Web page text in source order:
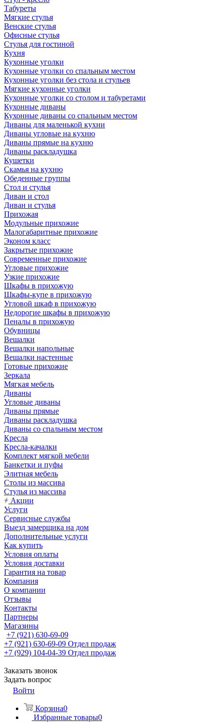
Табуреты
Мягкие стулья
Венские стулья
Офисные стулья
Стулья для гостиной
Кухня
Кухонные уголки
Кухонные уголки со спальным местом
Кухонные уголки без стола и стульев
Мягкие кухонные уголки
Кухонные уголки со столом и табуретами
Кухонные диваны
Кухонные диваны со спальным местом
Диваны для маленькой кухни
Диваны угловые на кухню
Диваны прямые на кухню
Диваны раскладушка
Кушетки
Скамья на кухню
Обеденные группы
Стол и стулья
Диван и стол
Диван и стулья
Прихожая
Модульные прихожие
Малогабаритные прихожие
Эконом класс
Закрытые прихожие
Современные прихожие
Угловые прихожие
Узкие прихожие
Шкафы в прихожую
Шкафы-купе в прихожую
Угловой шкаф в прихожую
Недорогие шкафы в прихожую
Пеналы в прихожую
Обувницы
Вешалки
Вешалки напольные
Вешалки настенные
Готовые прихожие
Зеркала
Мягкая мебель
Диваны
Угловые диваны
Диваны прямые
Диваны раскладушка
Диваны со спальным местом
Кресла
Кресла-качалки
Комплект мягкой мебели
Банкетки и пуфы
Элитная мебель
Столы из массива
Стулья из массива
Акции
Услуги
Сервисные службы
Выезд замерщика на дом
Дополнительные услуги
Как купить
Условия оплаты
Условия доставки
Гарантия на товар
Компания
О компании
Отзывы
Контакты
Партнеры
Магазины
+7 (921) 630-69-09
+7 (921) 630-69-09 Отдел продаж
+7 (929) 104-04-39 Отдел продаж
Заказать звонок
Задать вопрос
Войти
Корзина0
Избранные товары0